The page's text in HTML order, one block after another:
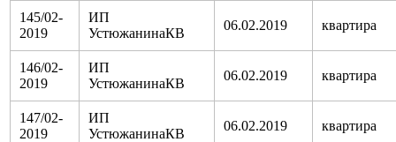
145/02-
2019
ИП
УстюжанинаКВ
06.02.2019 квартира
146/02-
2019
ИП
УстюжанинаКВ
06.02.2019 квартира
147/02-
2019
ИП
УстюжанинаКВ
06.02.2019 квартира